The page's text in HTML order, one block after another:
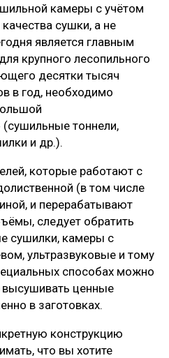
камеры с учётом
сушки, а не
является главным
крупного лесопильного
десятки тысяч
в год, необходимо
тоннели,
и др.).
которые работают с
(в том числе
и перерабатывают
следует обратить
сушилки, камеры с
ультразвуковые и тому
способах можно
высушивать ценные
в заготовках.
конструкцию
что вы хотите